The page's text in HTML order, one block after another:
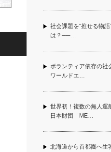
社会課題を“推せる物
は？──…
ボランティア依存の社
ワールドエ…
世界初！複数の無人運
日本財団「ME…
北海道から首都圏へ生